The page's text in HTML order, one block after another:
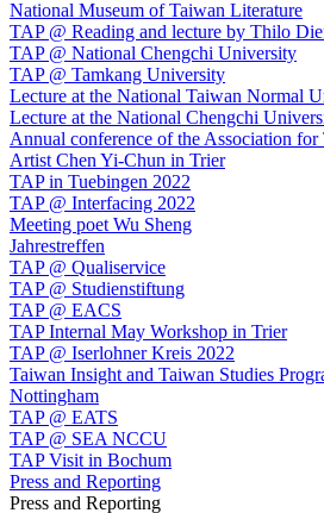
National Museum of Taiwan Literature
TAP @ Reading and lecture by Thilo
TAP @ National Chengchi University
TAP @ Tamkang University
Lecture at the National Taiwan Normal
Lecture at the National Chengchi
Annual conference of the Association
Artist Chen Yi-Chun in Trier
TAP in Tuebingen 2022
TAP @ Interfacing 2022
Meeting poet Wu Sheng
Jahrestreffen
TAP @ Qualiservice
TAP @ Studienstiftung
TAP @ EACS
TAP Internal May Workshop in Trier
TAP @ Iserlohner Kreis 2022
Taiwan Insight and Taiwan Studies
Nottingham
TAP @ EATS
TAP @ SEA NCCU
TAP Visit in Bochum
Press and Reporting
Press and Reporting